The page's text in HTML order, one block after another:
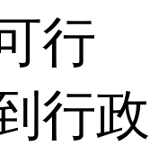
行
行政